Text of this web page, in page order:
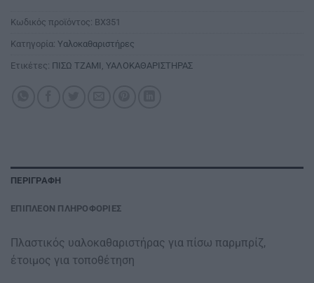
Κωδικός προϊόντος: BX351
Κατηγορία: Υαλοκαθαριστήρες
Ετικέτες: ΠΙΣΩ ΤΖΑΜΙ , ΥΑΛΟΚΑΘΑΡΙΣΤΗΡΑΣ
ΠΕΡΙΓΡΑΦΉ
ΕΠΙΠΛΈΟΝ ΠΛΗΡΟΦΟΡΊΕΣ
Πλαστικός υαλοκαθαριστήρας για πίσω παρμπρίζ,
έτοιμος για τοποθέτηση